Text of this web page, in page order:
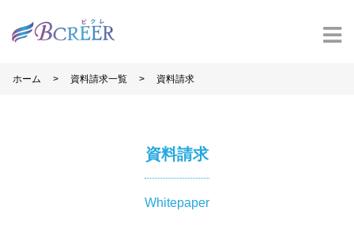
ホーム > 資料請求一覧 > 資料請求
資料請求
Whitepaper